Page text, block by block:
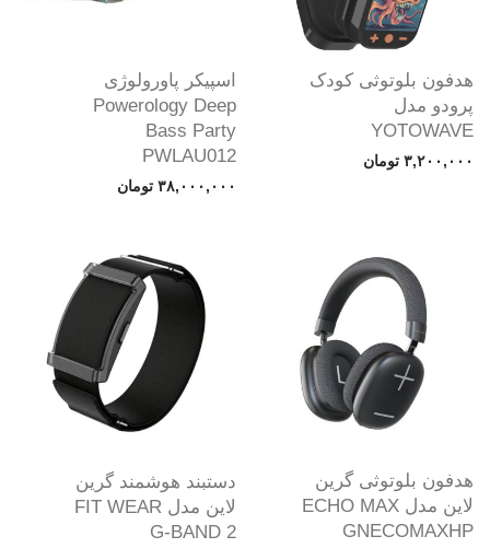
هدفون بلوتوثی کودک
پرودو مدل
YOTOWAVE
۳,۲۰۰,۰۰۰ تومان
اسپیکر پاورولوژی
Powerology Deep
Bass Party
PWLAU012
۳۸,۰۰۰,۰۰۰ تومان
هدفون بلوتوثی گرین
لاین مدل ECHO MAX
GNECOMAXHP
دستبند هوشمند گرین
لاین مدل FIT WEAR
G-BAND 2